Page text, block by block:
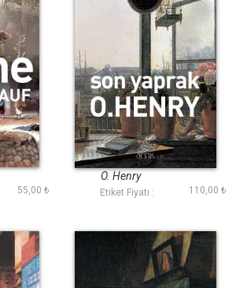
55,00 ₺
Son Yaprak (Antik
Dünya Klasikleri)
O. Henry
Etiket Fiyatı : 110,00 ₺